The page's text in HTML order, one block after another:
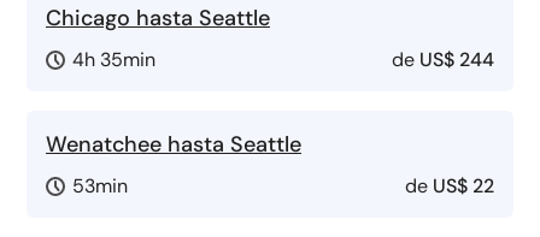
Chicago hasta Seattle
4h 35min de US$ 244
Wenatchee hasta Seattle
53min de US$ 22